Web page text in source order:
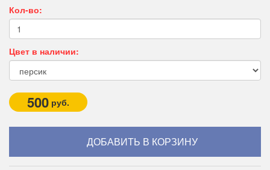
Кол-во:
Цвет в наличии:
500 руб.